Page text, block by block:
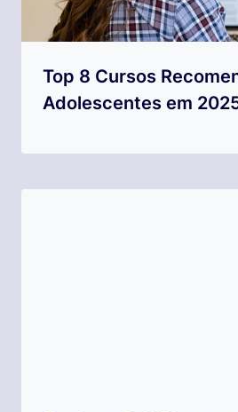
Top 8 Cursos
Adolescentes em